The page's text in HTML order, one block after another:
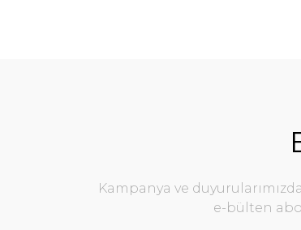
Kampanya ve
e-bülten